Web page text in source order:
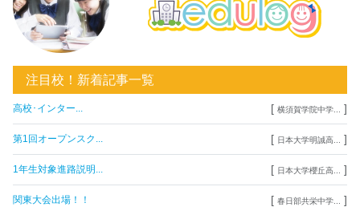
注目校！新着記事一覧
高校･インター... [ 横須賀学院中学... ]
第1回オープンスク... [ 日本大学明誠高... ]
1年生対象進路説明... [ 日本大学櫻丘高... ]
関東大会出場！！ [ 春日部共栄中学... ]